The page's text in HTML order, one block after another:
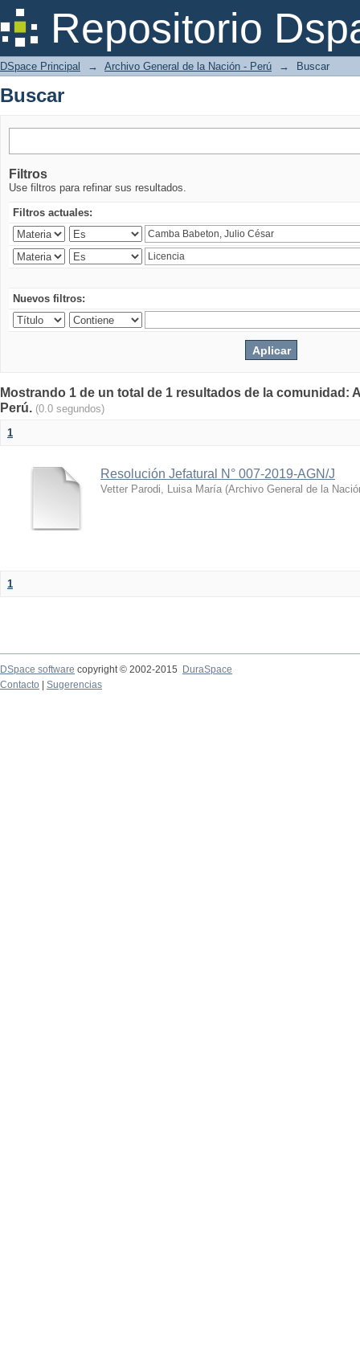
Repositorio
Buscar
DSpace Principal → Archivo General de la Nación - Perú → Buscar
Buscar
Filtros
Use filtros para refinar sus resultados.
Filtros actuales:
Nuevos filtros:
Mostrando 1 de un total de 1 resultados de la comunidad:
Perú. (0.0 segundos)
1
Resolución Jefatural N° 007-2019-AGN/J
Vetter Parodi, Luisa María (Archivo General de la
1
DSpace software copyright © 2002-2015
DuraSpace
Contacto
Sugerencias